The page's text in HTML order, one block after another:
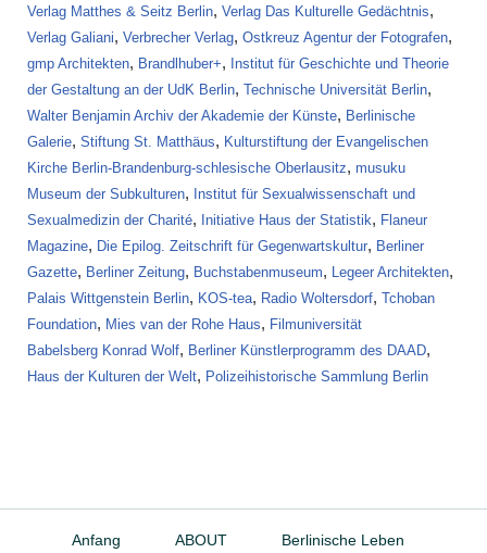
Verlag Matthes & Seitz Berlin, Verlag Das Kulturelle Gedächtnis,
Verlag Galiani, Verbrecher Verlag, Ostkreuz Agentur der Fotografen,
gmp Architekten, Brandlhuber+, Institut für Geschichte und Theorie
der Gestaltung an der UdK Berlin, Technische Universität Berlin,
Walter Benjamin Archiv der Akademie der Künste, Berlinische
Galerie, Stiftung St. Matthäus, Kulturstiftung der Evangelischen
Kirche Berlin-Brandenburg-schlesische Oberlausitz, musuku
Museum der Subkulturen, Institut für Sexualwissenschaft und
Sexualmedizin der Charité, Initiative Haus der Statistik, Flaneur
Magazine, Die Epilog. Zeitschrift für Gegenwartskultur, Berliner
Gazette, Berliner Zeitung, Buchstabenmuseum, Legeer Architekten,
Palais Wittgenstein Berlin, KOS-tea, Radio Woltersdorf, Tchoban
Foundation, Mies van der Rohe Haus, Filmuniversität
Babelsberg Konrad Wolf, Berliner Künstlerprogramm des DAAD,
Haus der Kulturen der Welt, Polizeihistorische Sammlung Berlin
Anfang ABOUT Berlinische Leben